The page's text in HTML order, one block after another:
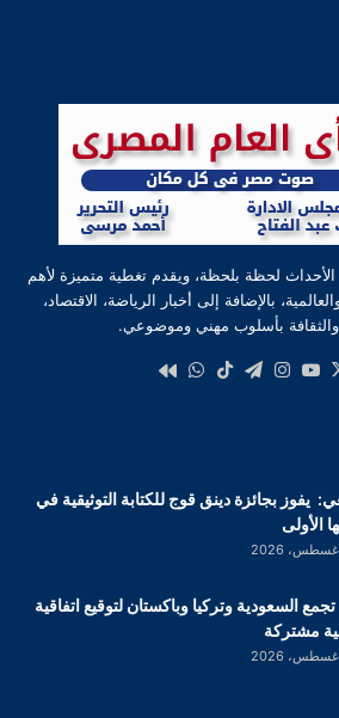
لحظة بلحظة، ويقدم تغطية متميزة لأهم
بالإضافة إلى أخبار الرياضة، الاقتصاد،
والثقافة بأسلوب مهني وموضوعي.
‫X
‫YouTube
انستقرام
تيلقرام‫TikTokواتساب
يفوز بجائزة دينق قوج للكتابة التوثيقية في
الأولى
السعودية وتركيا وباكستان لتوقيع اتفاقية
مشتركة